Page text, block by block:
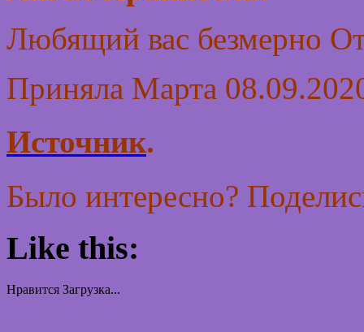
Любящий вас безмерно
Приняла Марта
Источник.
Было интересно?
Like this:
Нравится Загрузка...